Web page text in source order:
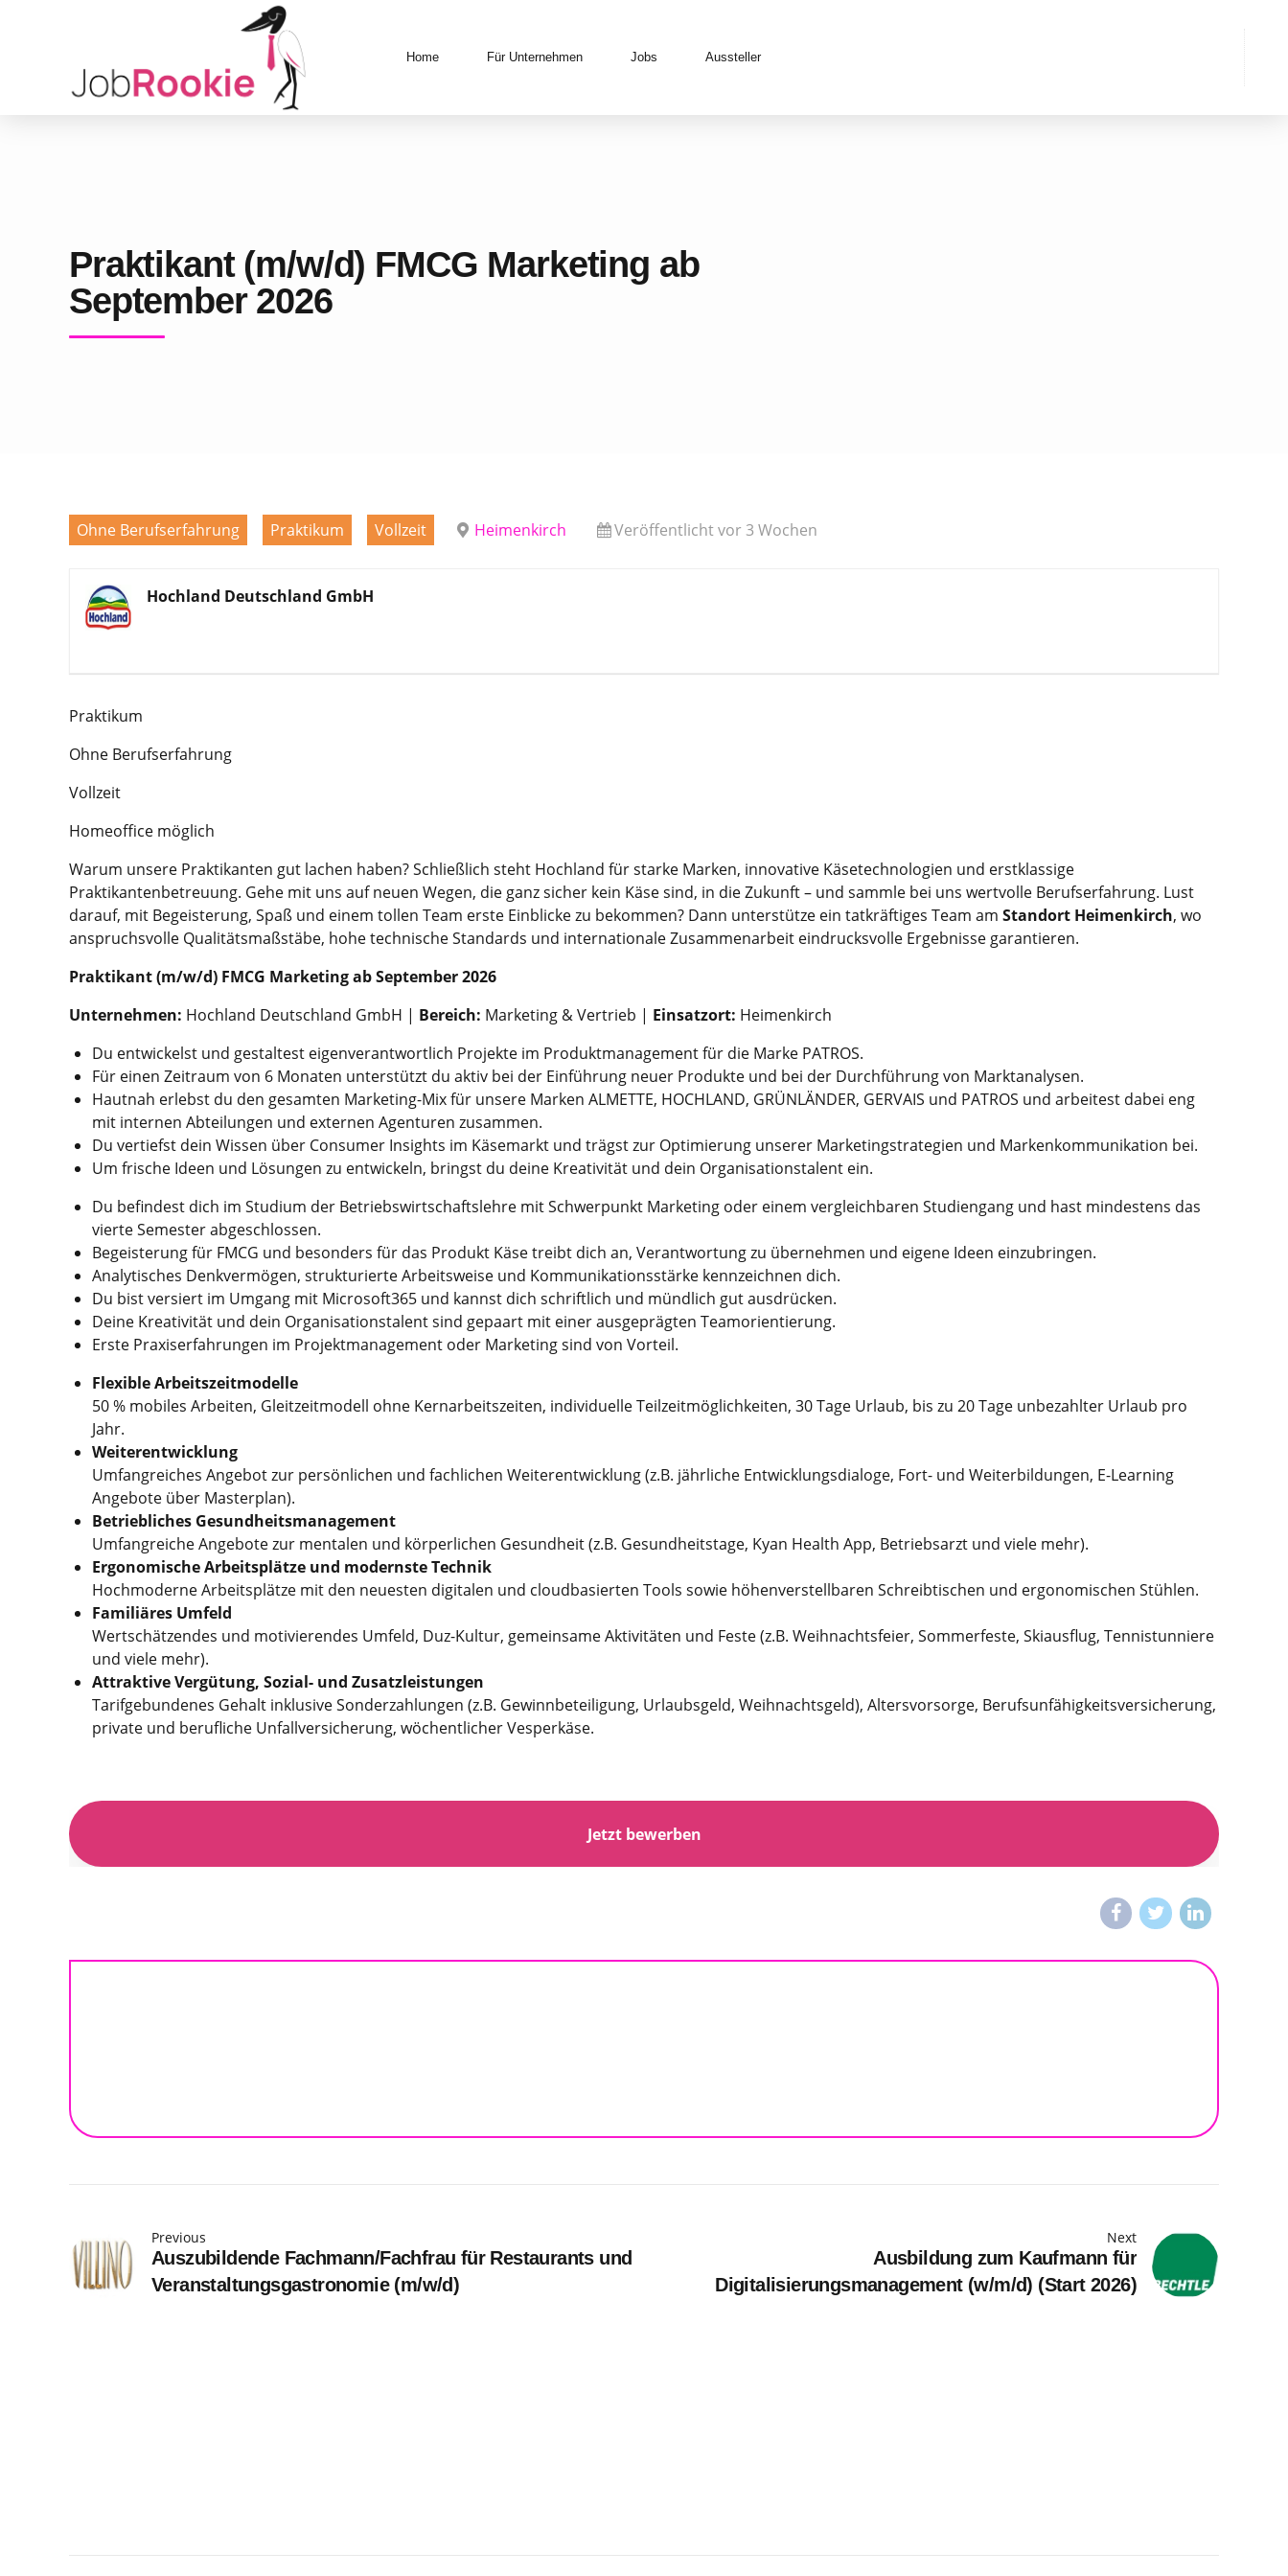
Home Für Unternehmen Jobs Aussteller
Praktikant (m/w/d) FMCG Marketing ab
September 2026
Ohne Berufserfahrung Praktikum Vollzeit Heimenkirch Veröffentlicht vor 3 Wochen
Hochland Deutschland GmbH
Praktikum
Ohne Berufserfahrung
Vollzeit
Homeoffice möglich
Warum unsere Praktikanten gut lachen haben? Schließlich steht Hochland für starke Marken, innovative Käsetechnologien und erstklassige
Praktikantenbetreuung. Gehe mit uns auf neuen Wegen, die ganz sicher kein Käse sind, in die Zukunft – und sammle bei uns wertvolle Berufserfahrung. Lust
darauf, mit Begeisterung, Spaß und einem tollen Team erste Einblicke zu bekommen? Dann unterstütze ein tatkräftiges Team am Standort Heimenkirch, wo
anspruchsvolle Qualitätsmaßstäbe, hohe technische Standards und internationale Zusammenarbeit eindrucksvolle Ergebnisse garantieren.
Praktikant (m/w/d) FMCG Marketing ab September 2026
Unternehmen: Hochland Deutschland GmbH | Bereich: Marketing & Vertrieb | Einsatzort: Heimenkirch
Du entwickelst und gestaltest eigenverantwortlich Projekte im Produktmanagement für die Marke PATROS.
Für einen Zeitraum von 6 Monaten unterstützt du aktiv bei der Einführung neuer Produkte und bei der Durchführung von Marktanalysen.
Hautnah erlebst du den gesamten Marketing-Mix für unsere Marken ALMETTE, HOCHLAND, GRÜNLÄNDER, GERVAIS und PATROS und arbeitest dabei eng
mit internen Abteilungen und externen Agenturen zusammen.
Du vertiefst dein Wissen über Consumer Insights im Käsemarkt und trägst zur Optimierung unserer Marketingstrategien und Markenkommunikation bei.
Um frische Ideen und Lösungen zu entwickeln, bringst du deine Kreativität und dein Organisationstalent ein.
Du befindest dich im Studium der Betriebswirtschaftslehre mit Schwerpunkt Marketing oder einem vergleichbaren Studiengang und hast mindestens das
vierte Semester abgeschlossen.
Begeisterung für FMCG und besonders für das Produkt Käse treibt dich an, Verantwortung zu übernehmen und eigene Ideen einzubringen.
Analytisches Denkvermögen, strukturierte Arbeitsweise und Kommunikationsstärke kennzeichnen dich.
Du bist versiert im Umgang mit Microsoft365 und kannst dich schriftlich und mündlich gut ausdrücken.
Deine Kreativität und dein Organisationstalent sind gepaart mit einer ausgeprägten Teamorientierung.
Erste Praxiserfahrungen im Projektmanagement oder Marketing sind von Vorteil.
Flexible Arbeitszeitmodelle
50 % mobiles Arbeiten, Gleitzeitmodell ohne Kernarbeitszeiten, individuelle Teilzeitmöglichkeiten, 30 Tage Urlaub, bis zu 20 Tage unbezahlter Urlaub pro
Jahr.
Weiterentwicklung
Umfangreiches Angebot zur persönlichen und fachlichen Weiterentwicklung (z.B. jährliche Entwicklungsdialoge, Fort- und Weiterbildungen, E-Learning
Angebote über Masterplan).
Betriebliches Gesundheitsmanagement
Umfangreiche Angebote zur mentalen und körperlichen Gesundheit (z.B. Gesundheitstage, Kyan Health App, Betriebsarzt und viele mehr).
Ergonomische Arbeitsplätze und modernste Technik
Hochmoderne Arbeitsplätze mit den neuesten digitalen und cloudbasierten Tools sowie höhenverstellbaren Schreibtischen und ergonomischen Stühlen.
Familiäres Umfeld
Wertschätzendes und motivierendes Umfeld, Duz-Kultur, gemeinsame Aktivitäten und Feste (z.B. Weihnachtsfeier, Sommerfeste, Skiausflug, Tennistunniere
und viele mehr).
Attraktive Vergütung, Sozial- und Zusatzleistungen
Tarifgebundenes Gehalt inklusive Sonderzahlungen (z.B. Gewinnbeteiligung, Urlaubsgeld, Weihnachtsgeld), Altersvorsorge, Berufsunfähigkeitsversicherung,
private und berufliche Unfallversicherung, wöchentlicher Vesperkäse.
Previous
Auszubildende Fachmann/Fachfrau für Restaurants und
Veranstaltungsgastronomie (m/w/d)
Next
Ausbildung zum Kaufmann für
Digitalisierungsmanagement (w/m/d) (Start 2026)